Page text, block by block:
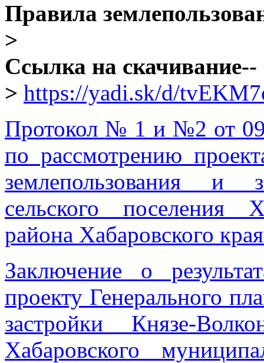
Правила
>
Ссылка на скачивание--
> https://yadi.sk/d/
Протокол № 1 и №2 от
по рассмотрению
землепользования и
сельского поселения
района Хабаровского
Заключение о
проекту Генерального
застройки Князе-
Хабаровского